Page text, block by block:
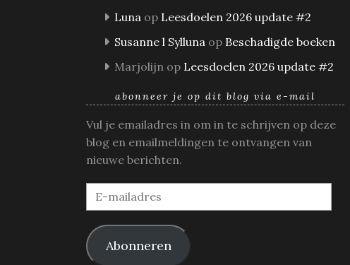
Luna op Leesdoelen 2026 update #2
Susanne l Sylluna op Beschadigde boeken
Marjolijn op Leesdoelen 2026 update #2
abonneer je op dit blog via e-mail
Vul je emailadres in om in te schrijven op deze
blog en emailmeldingen te ontvangen van
nieuwe berichten.
E-
mailadres
Abonneren